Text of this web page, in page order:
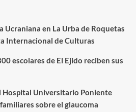
Ucraniana en La Urba de Roquetas
Internacional de Culturas
escolares de El Ejido reciben sus
Hospital Universitario Poniente
sobre el glaucoma